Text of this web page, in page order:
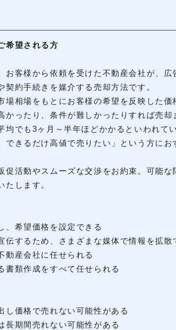
希望される方
お客様から依頼を受けた不動産会社が、広
契約手続きを媒介する売却方法です。
場相場をもとにお客様の希望を反映した価
かったり、条件が難しかったりすれば売却
均でも3ヶ月～半年ほどかかるといわれて
できるだけ高値で売りたい」という方にお
促活動やスムーズな交渉をお約束。可能な
たします。
、希望価格を設定できる
伝するため、さまざまな媒体で情報を拡散
動産会社に任せられる
書類作成をすべて任せられる
し価格で売れない可能性がある
長期間売れない可能性がある